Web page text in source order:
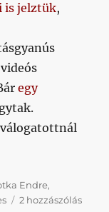
is jelztük,
egy
Endre,
2 hozzászólás